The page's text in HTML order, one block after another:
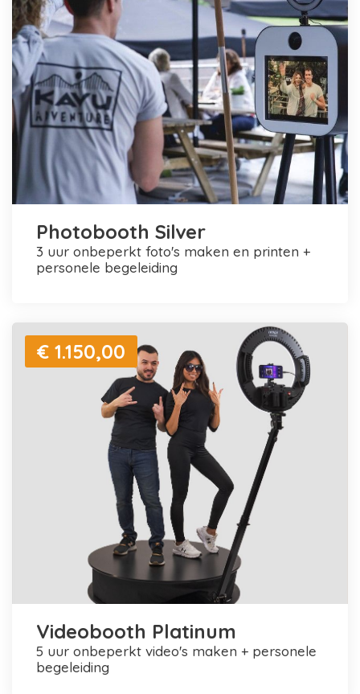
Photobooth Silver
3 uur onbeperkt foto's maken en printen +
personele begeleiding
€ 1.150,00
Videobooth Platinum
5 uur onbeperkt video's maken + personele
begeleiding